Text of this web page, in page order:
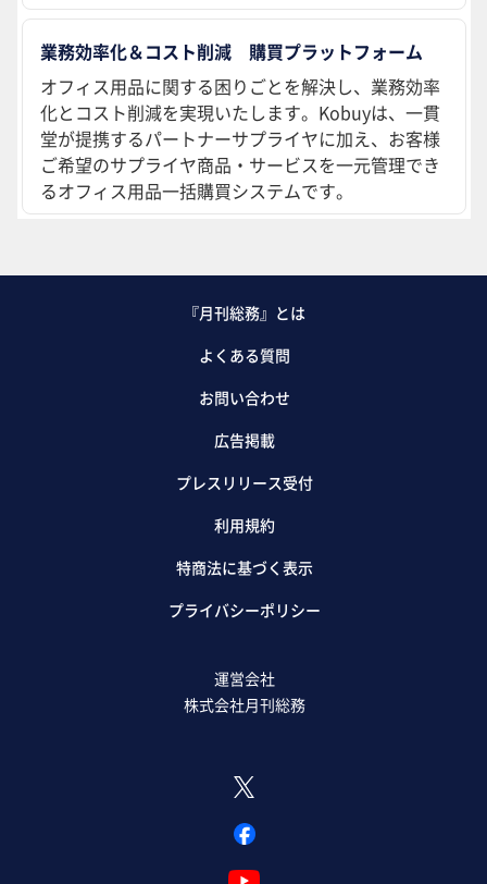
業務効率化＆コスト削減 購買プラットフォーム
オフィス用品に関する困りごとを解決し、業務効率
化とコスト削減を実現いたします。Kobuyは、一貫
堂が提携するパートナーサプライヤに加え、お客様
ご希望のサプライヤ商品・サービスを一元管理でき
るオフィス用品一括購買システムです。
『月刊総務』とは
よくある質問
お問い合わせ
広告掲載
プレスリリース受付
利用規約
特商法に基づく表示
プライバシーポリシー
運営会社
株式会社月刊総務